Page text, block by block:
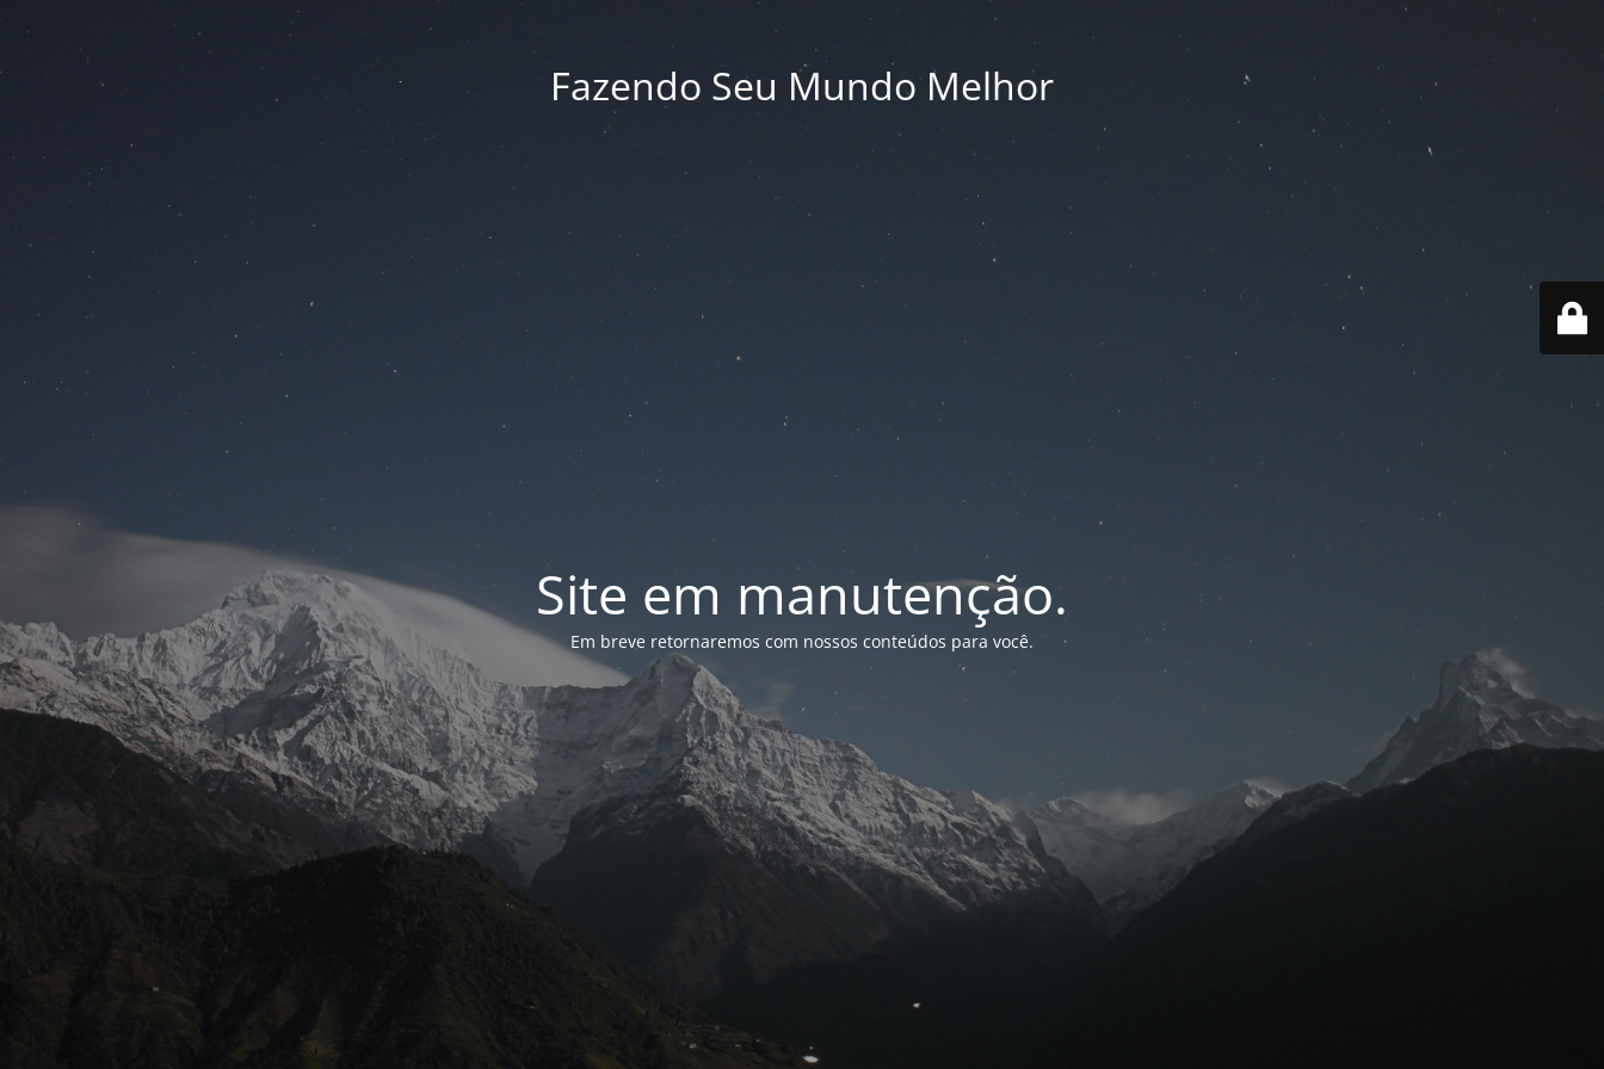
Fazendo Seu Mundo Melhor
Site em manutenção.
Em breve retornaremos com nossos conteúdos para você.